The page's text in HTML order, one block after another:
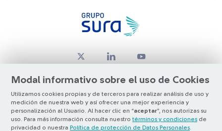
Modal informativo sobre el uso de Cookies
Utilizamos cookies propias y de terceros para realizar análisis de uso y
medición de nuestra web y así ofrecer una mejor experiencia y
personalización al Usuario. Al hacer clic en “aceptar”, nos autorizas su
uso. Para más información consulta nuestro términos y condiciones de
privacidad o nuestra Política de protección de Datos Personales
© Copyright Grupo SURA 2026